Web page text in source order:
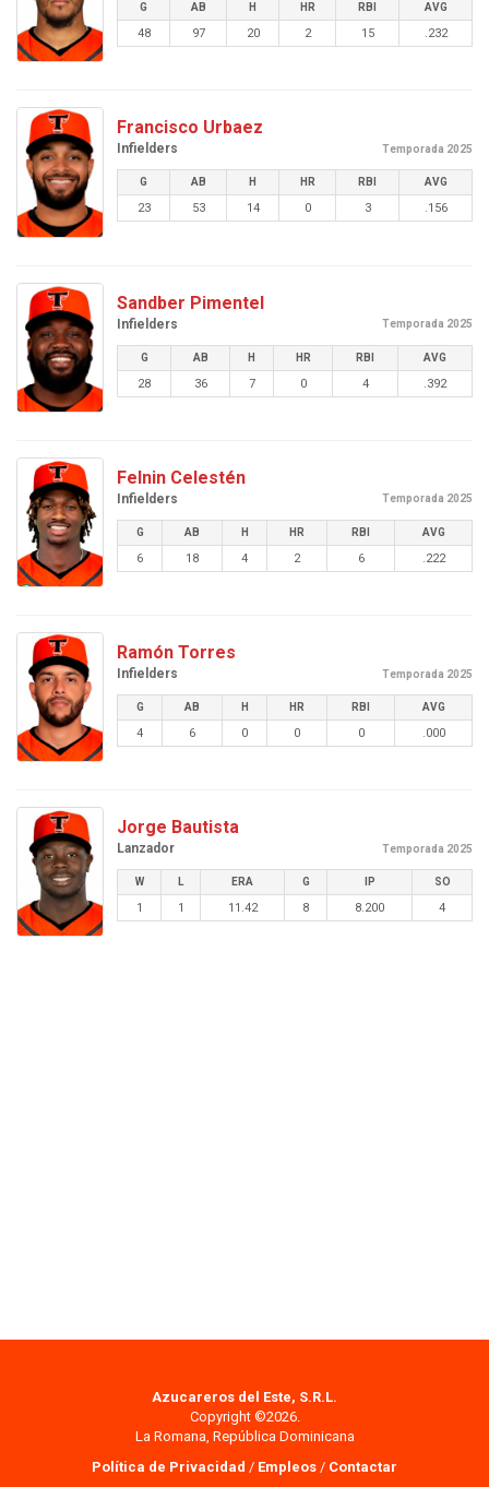
G AB H HR RBI AVG
48 97 20 2 15 .232
Francisco Urbaez
Infielders Temporada 2025
G AB H HR RBI AVG
23 53 14 0 3 .156
Sandber Pimentel
Infielders Temporada 2025
G AB H HR RBI AVG
28 36 7 0 4 .392
Felnin Celestén
Infielders Temporada 2025
G AB H HR RBI AVG
6 18 4 2 6 .222
Ramón Torres
Infielders Temporada 2025
G AB H HR RBI AVG
4 6 0 0 0 .000
Jorge Bautista
Lanzador Temporada 2025
W L ERA G IP SO
1 1 11.42 8 8.200 4
Azucareros del Este, S.R.L.
Copyright ©2026.
La Romana, República Dominicana
Política de Privacidad / Empleos / Contactar